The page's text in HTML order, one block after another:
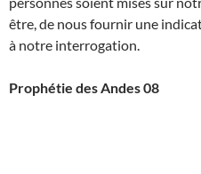
être, de nous fournir une
à notre interrogation.
Prophétie des Andes 08